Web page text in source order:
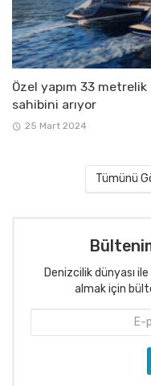
Özel yapım 33
sahibini arıyor
25 Mart 2024
Tümünü
Denizcilik dünyası
almak için